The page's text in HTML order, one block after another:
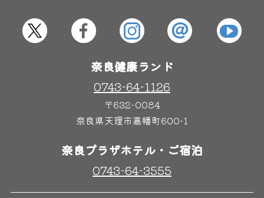
奈良わんぱくランド奈良健康ランド
0743-64-1126
〒632-0084
奈良県天理市嘉幡町600-1
奈良プラザホテル・ご宿泊
0743-64-3555